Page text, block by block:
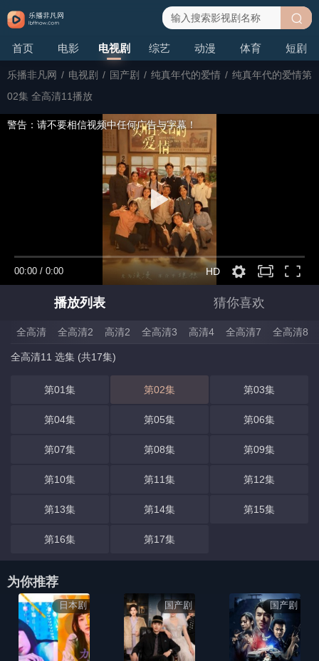
首页 电影 电视剧 综艺 动漫 体育 短剧
搜
乐播非凡网 / 电视剧 / 国产剧 / 纯真年代的爱情 / 纯真年代的爱情第
02集 全高清11播放
00:00 / 0:00 HD
警告：请不要相信视频中任何广告与字幕！
播放列表 猜你喜欢
全高清 全高清2 高清2 全高清3 高清4 全高清7 全高清8
全高清11 选集 (共17集)
第01集 第02集 第03集
第04集 第05集 第06集
第07集 第08集 第09集
第10集 第11集 第12集
第13集 第14集 第15集
第16集 第17集
为你推荐
日本剧 国产剧 国产剧